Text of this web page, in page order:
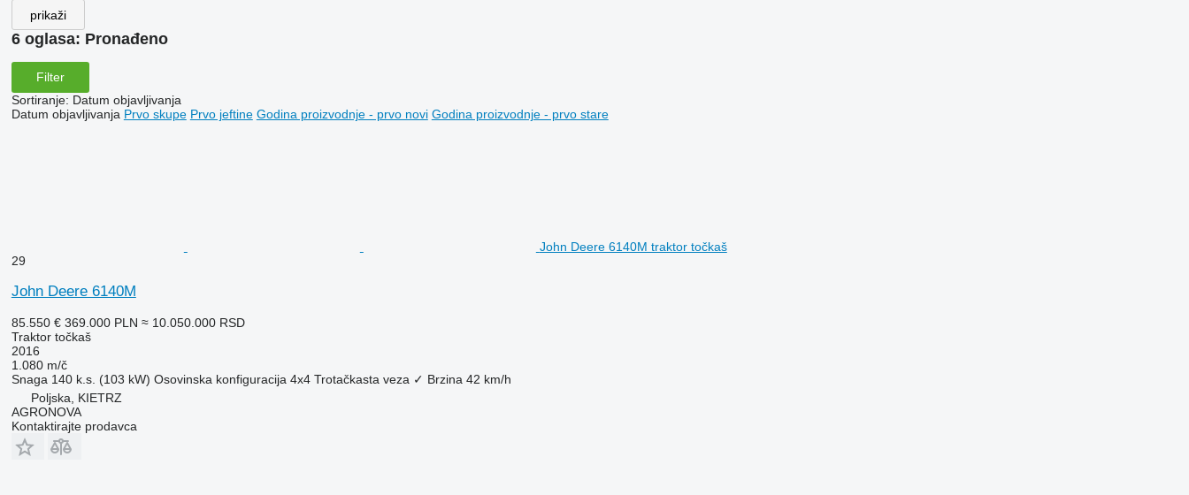
prikaži
6 oglasa: Pronađeno
Filter
Sortiranje: Datum objavljivanja
Datum objavljivanja Prvo skupe Prvo jeftine Godina proizvodnje - prvo novi Godina proizvodnje - prvo stare
John Deere 6140M traktor točkaš
29
John Deere 6140M
85.550 € 369.000 PLN ≈ 10.050.000 RSD
Traktor točkaš
2016
1.080 m/č
Snaga 140 k.s. (103 kW) Osovinska konfiguracija 4x4 Trotačkasta veza ✓ Brzina 42 km/h
Poljska, KIETRZ
AGRONOVA
Kontaktirajte prodavca